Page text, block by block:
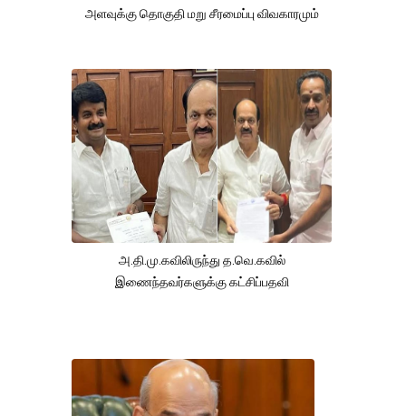
அளவுக்கு தொகுதி மறு சீரமைப்பு விவகாரமும்
அ.தி.மு.கவிலிருந்து த.வெ.கவில்
இணைந்தவர்களுக்கு கட்சிப்பதவி